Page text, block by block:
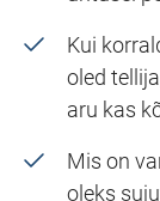
Kui
oled
aru kas
Mis on
oleks